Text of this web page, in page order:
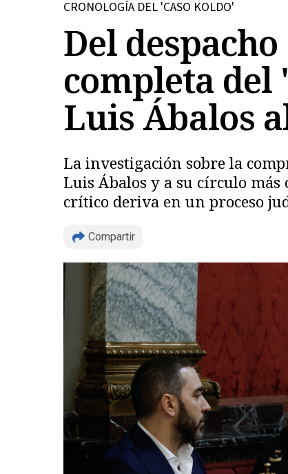
CRONOLOGÍA DEL 'CASO KOLDO'
Del
completa del
Luis Ábalos
La investigación sobre la
Luis Ábalos y a su círculo
crítico deriva en un proceso
Compartir